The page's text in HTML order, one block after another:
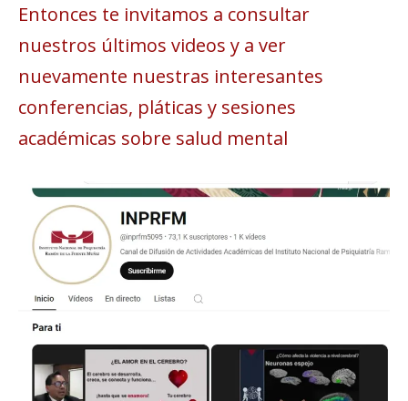
Entonces te invitamos a consultar
nuestros últimos videos y a ver
nuevamente nuestras interesantes
conferencias, pláticas y sesiones
académicas sobre salud mental